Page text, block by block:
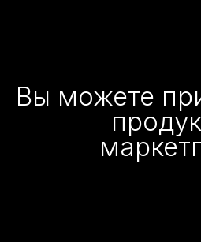
Вы можете